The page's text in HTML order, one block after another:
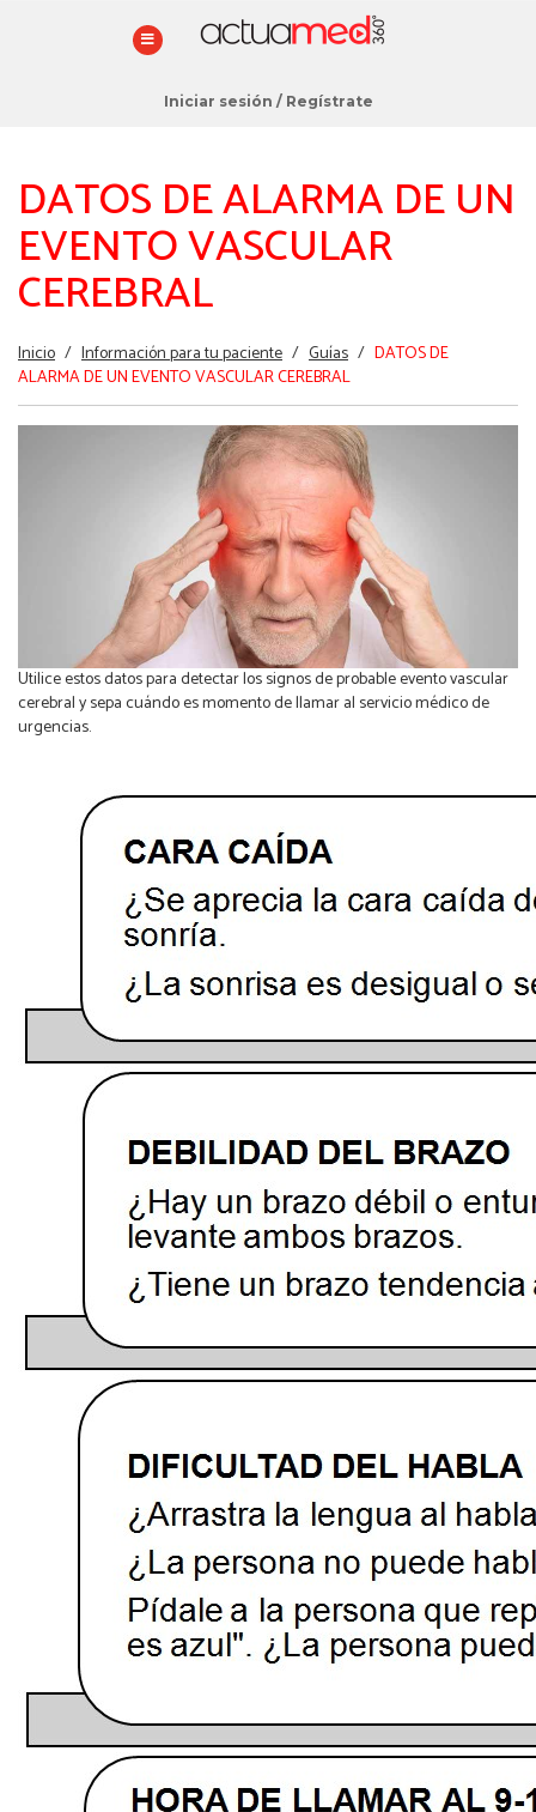
Iniciar sesión / Regístrate
DATOS DE ALARMA DE UN
EVENTO VASCULAR
CEREBRAL
Estás
aquí
Inicio / Información para tu paciente / Guías / DATOS DE
ALARMA DE UN EVENTO VASCULAR CEREBRAL
Utilice estos datos para detectar los signos de probable evento vascular
cerebral y sepa cuándo es momento de llamar al servicio médico de
urgencias.